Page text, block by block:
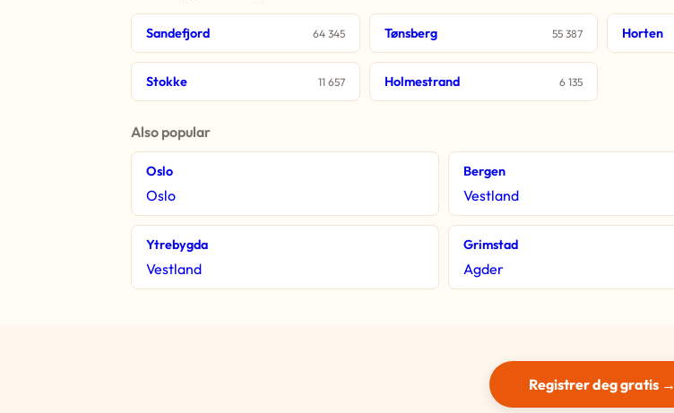
Sandefjord 64 345 Tønsberg 55 387 Horten
Stokke 11 657 Holmestrand 6 135
Also popular
Oslo
Oslo
Bergen
Vestland
Ytrebygda
Vestland
Grimstad
Agder
Registrer deg gratis →